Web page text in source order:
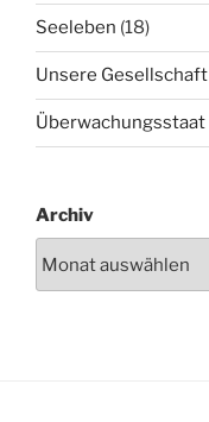
Seeleben (18)
Unsere Gesellschaft
Überwachungsstaat
Archiv